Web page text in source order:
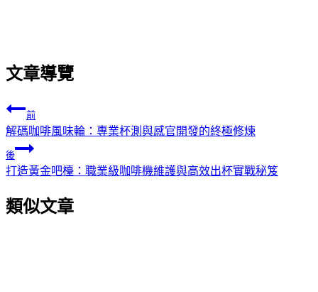
文章導覽
前
解碼咖啡風味輪：專業杯測與感官開發的終極修煉
後
打造黃金吧檯：職業級咖啡機維護與高效出杯實戰秘笈
類似文章